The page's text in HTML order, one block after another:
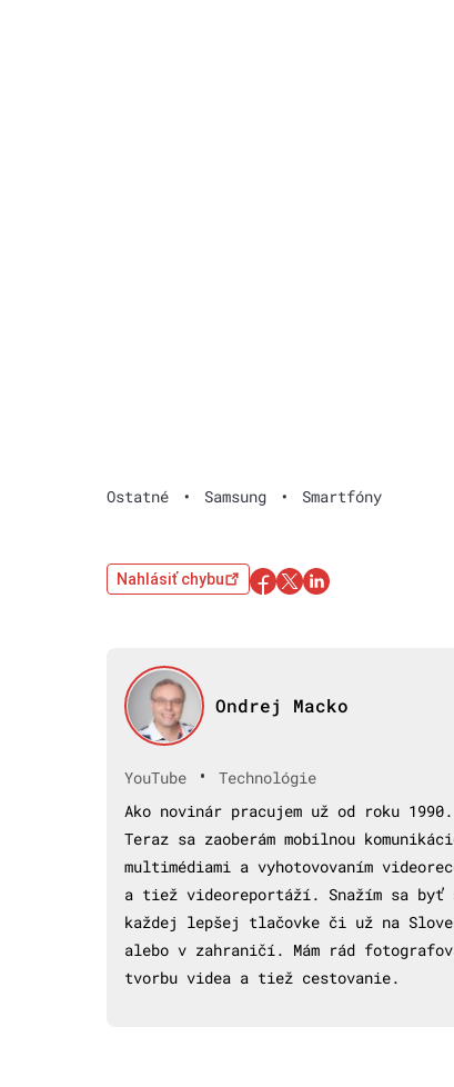
Ostatné • Samsung • Smartfóny
Nahlásiť chybu
Ondrej Macko
YouTube •
Technológie
Ako novinár pracujem už od roku 1990.
Teraz sa zaoberám mobilnou
multimédiami a vyhotovovaním
a tiež videoreportáží. Snažím sa byť
každej lepšej tlačovke či už na
alebo v zahraničí. Mám rád
tvorbu videa a tiež cestovanie.